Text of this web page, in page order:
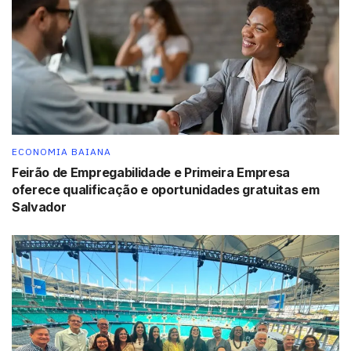
celulose (-3,4%) e metalurgia (-2,2%), dentre os mais
importantes.
As exportações agropecuárias baianas subiram 10,3% no
primeiro semestre deste ano em relação ao mesmo
período do ano anterior. Algodão, café e derivados de
cacau puxaram o desempenho positivo. No caso da
indústria extrativa, também houve avanço de 7,8%,
puxado pela valorização do ouro no mercado
internacional.
As exportações baianas para China, principal destino dos
produtos baianos com uma participação no semestre de
23,6%, caíram 7,7% no semestre, em relação ao mesmo
período do ano anterior, reflexo do enfraquecimento dos
preços. O volume embarcado para o país, por sua vez
subiu 4,4%. Na mesma base de comparação, as vendas
para os EUA também caíram 1,2%, mantendo o déficit
ECONOMIA BAIANA
Feirão de Empregabilidade e Primeira Empresa
oferece qualificação e oportunidades gratuitas em
Salvador